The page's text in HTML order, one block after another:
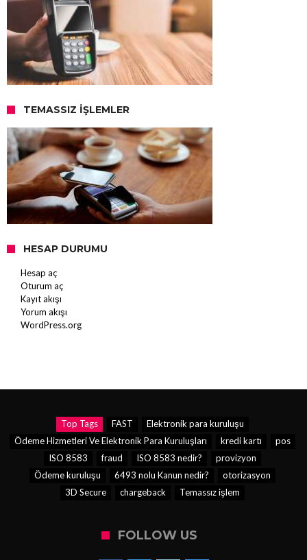
TEMASSIZ İŞLEMLER
HESAP DURUMU
Hesap aç
Oturum aç
Kayıt akışı
Yorum akışı
WordPress.org
Top Tags FAST
Elektronik para kuruluşu
Ödeme Hizmetleri Ve Elektronik Para Kuruluşları
kredi kartı
pos
ISO 8583
fraud ISO 8583 nedir?
provizyon
Ödeme kuruluşu
6493 nolu Kanun nedir?
otorizasyon
3D Secure
chargeback Temassız işlem
FOLLOW US